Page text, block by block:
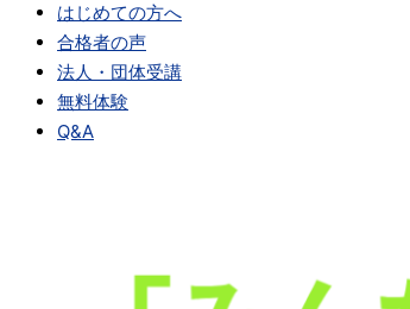
はじめての方へ
合格者の声
法人・団体受講
無料体験
Q&A